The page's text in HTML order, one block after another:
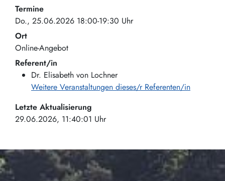
Termine
Do., 25.06.2026 18:00-19:30 Uhr
Ort
Online-Angebot
Referent/in
Dr. Elisabeth von Lochner
Weitere Veranstaltungen dieses/r Referenten/in
Letzte Aktualisierung
29.06.2026, 11:40:01 Uhr